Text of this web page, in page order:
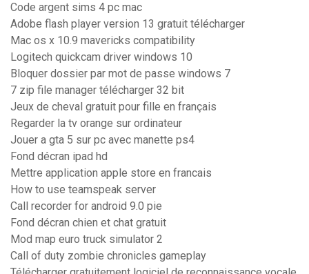
Code argent sims 4 pc mac
Adobe flash player version 13 gratuit télécharger
Mac os x 10.9 mavericks compatibility
Logitech quickcam driver windows 10
Bloquer dossier par mot de passe windows 7
7 zip file manager télécharger 32 bit
Jeux de cheval gratuit pour fille en français
Regarder la tv orange sur ordinateur
Jouer a gta 5 sur pc avec manette ps4
Fond décran ipad hd
Mettre application apple store en francais
How to use teamspeak server
Call recorder for android 9.0 pie
Fond décran chien et chat gratuit
Mod map euro truck simulator 2
Call of duty zombie chronicles gameplay